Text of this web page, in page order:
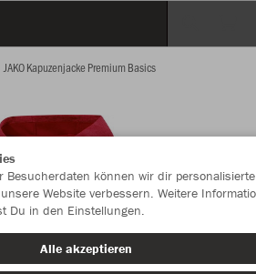
JAKO Kapuzenjacke Premium Basics
Besucherdaten können wir dir personalisierte
Website verbessern. Weitere
Du in den Einstellungen.
Alle akzeptieren